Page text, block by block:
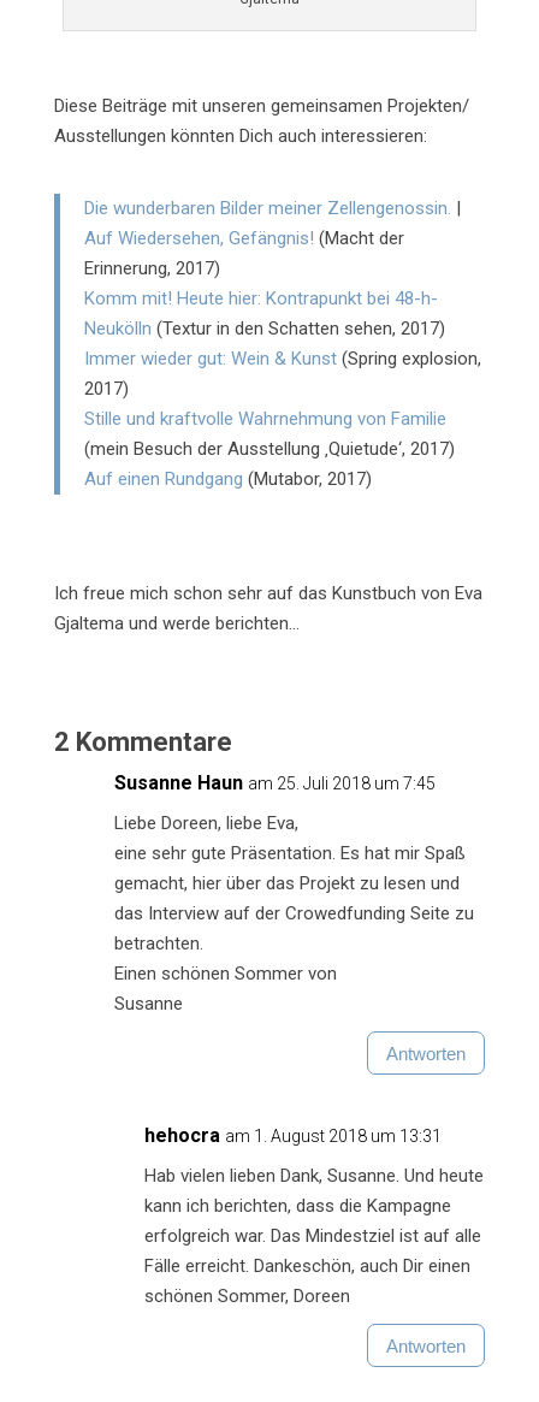
Diese Beiträge mit unseren gemeinsamen Projekten/
Ausstellungen könnten Dich auch interessieren:
Die wunderbaren Bilder meiner Zellengenossin.
Auf Wiedersehen, Gefängnis! (Macht der
Erinnerung, 2017)
Komm mit! Heute hier: Kontrapunkt bei 48-h-
Neukölln (Textur in den Schatten sehen, 2017)
Immer wieder gut: Wein & Kunst(Spring explosion,
2017)
Stille und kraftvolle Wahrnehmung von Familie
(mein Besuch der Ausstellung ‚Quietude‘, 2017)
Auf einen Rundgang (Mutabor, 2017)
Ich freue mich schon sehr auf das Kunstbuch von Eva
Gjaltema und werde berichten…
2 Kommentare
Susanne Haun am 25. Juli 2018 um 7:45
Liebe Doreen, liebe Eva,
eine sehr gute Präsentation. Es hat mir Spaß
gemacht, hier über das Projekt zu lesen und
das Interview auf der Crowedfunding Seite zu
betrachten.
Einen schönen Sommer von
Susanne
Antworten
hehocra am 1. August 2018 um 13:31
Hab vielen lieben Dank, Susanne. Und heute
kann ich berichten, dass die Kampagne
erfolgreich war. Das Mindestziel ist auf alle
Fälle erreicht. Dankeschön, auch Dir einen
schönen Sommer, Doreen
Antworten